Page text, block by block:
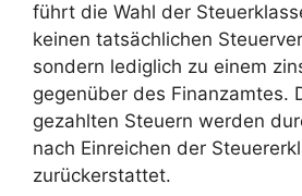
führt die Wahl der
keinen tatsächlichen
sondern lediglich zu einem
gegenüber des Finanzamtes.
gezahlten Steuern werden
nach Einreichen der
zurückerstattet.